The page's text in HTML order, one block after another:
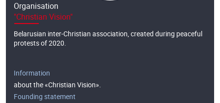
Organisation
"Christian Vision"
Belarusian inter-Christian association, created during peaceful
protests of 2020.
Information
about the «Christian Vision».
Founding statement